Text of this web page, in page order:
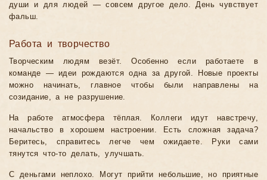
души и для людей — совсем другое дело. День чувствует
фальш.
Работа и творчество
Творческим людям везёт. Особенно если работаете в
команде — идеи рождаются одна за другой. Новые проекты
можно начинать, главное чтобы были направлены на
созидание, а не разрушение.
На работе атмосфера тёплая. Коллеги идут навстречу,
начальство в хорошем настроении. Есть сложная задача?
Беритесь, справитесь легче чем ожидаете. Руки сами
тянутся что-то делать, улучшать.
С деньгами неплохо. Могут прийти небольшие, но приятные